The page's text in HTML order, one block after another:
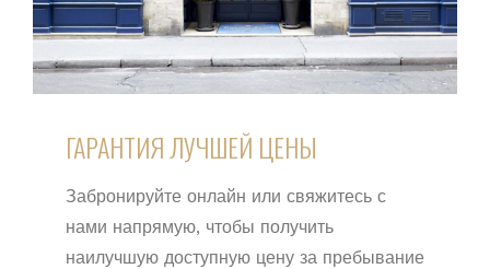
ГАРАНТИЯ ЛУЧШЕЙ ЦЕНЫ
Забронируйте онлайн или свяжитесь с
нами напрямую, чтобы получить
наилучшую доступную цену за пребывание